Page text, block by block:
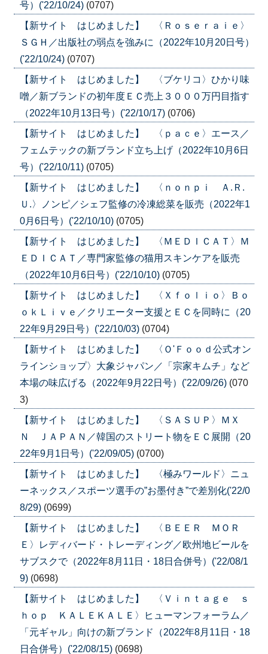
号）('22/10/24) (0707)
【新サイト はじめました】 〈Ｒｏｓｅｒａｉｅ〉
ＳＧＨ／出版社の弱点を強みに（2022年10月20日号）
('22/10/24) (0707)
【新サイト はじめました】 〈ブケリコ〉ひかり味
噌／新ブランドの初年度ＥＣ売上３０００万円目指す
（2022年10月13日号）('22/10/17) (0706)
【新サイト はじめました】 〈ｐａｃｅ〉エース／
フェムテックの新ブランド立ち上げ（2022年10月6日
号）('22/10/11) (0705)
【新サイト はじめました】 〈ｎｏｎｐｉ Ａ.Ｒ.
Ｕ.〉ノンピ／シェフ監修の冷凍総菜を販売（2022年1
0月6日号）('22/10/10) (0705)
【新サイト はじめました】 〈ＭＥＤＩＣＡＴ〉Ｍ
ＥＤＩＣＡＴ／専門家監修の猫用スキンケアを販売
（2022年10月6日号）('22/10/10) (0705)
【新サイト はじめました】 〈Ｘｆｏｌｉｏ〉Ｂｏ
ｏｋＬｉｖｅ／クリエーター支援とＥＣを同時に（20
22年9月29日号）('22/10/03) (0704)
【新サイト はじめました】 〈Ｏ'Ｆｏｏｄ公式オン
ラインショップ〉大象ジャパン／「宗家キムチ」など
本場の味広げる（2022年9月22日号）('22/09/26) (070
3)
【新サイト はじめました】 〈ＳＡＳＵＰ〉ＭＸ
Ｎ ＪＡＰＡＮ／韓国のストリート物をＥＣ展開（20
22年9月1日号）('22/09/05) (0700)
【新サイト はじめました】 〈極みワールド〉ニュ
ーネックス／スポーツ選手の”お墨付き”で差別化('22/0
8/29) (0699)
【新サイト はじめました】 〈ＢＥＥＲ ＭＯＲ
Ｅ〉レディバード・トレーディング／欧州地ビールを
サブスクで（2022年8月11日・18日合併号）('22/08/1
9) (0698)
【新サイト はじめました】 〈Ｖｉｎｔａｇｅ ｓ
ｈｏｐ ＫＡＬＥＫＡＬＥ〉ヒューマンフォーラム／
「元ギャル」向けの新ブランド（2022年8月11日・18
日合併号）('22/08/15) (0698)